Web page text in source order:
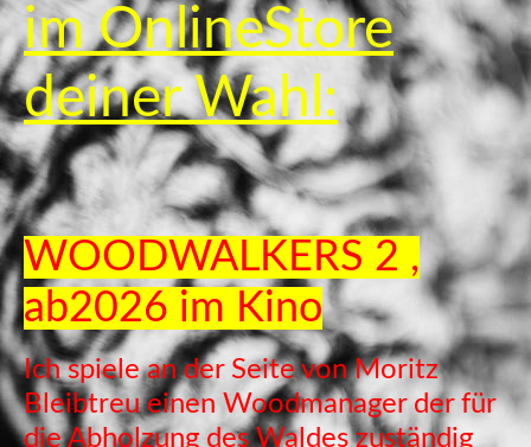
im OnlineStore
deiner Wahl:
WOODWALKERS 2 ,
ab2026 im Kino
Ich spiele an der Seite von Moritz
Bleibtreu einen Woodmanager der für
die Abholzung des Waldes zuständig